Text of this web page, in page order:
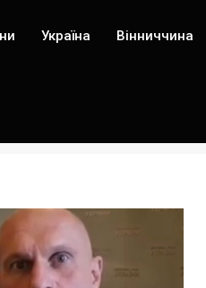
Україна Вінниччина